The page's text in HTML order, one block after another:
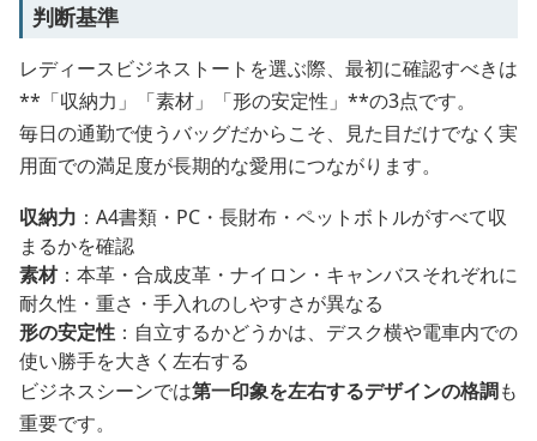
判断基準
レディースビジネストートを選ぶ際、最初に確認すべきは
**「収納力」「素材」「形の安定性」**の3点です。
毎日の通勤で使うバッグだからこそ、見た目だけでなく実
用面での満足度が長期的な愛用につながります。
収納力 ：A4書類・PC・長財布・ペットボトルがすべて収
まるかを確認
素材：本革・合成皮革・ナイロン・キャンバスそれぞれに
耐久性・重さ・手入れのしやすさが異なる
形の安定性 ：自立するかどうかは、デスク横や電車内での
使い勝手を大きく左右する
ビジネスシーンでは第一印象を左右するデザインの格調も
重要です。